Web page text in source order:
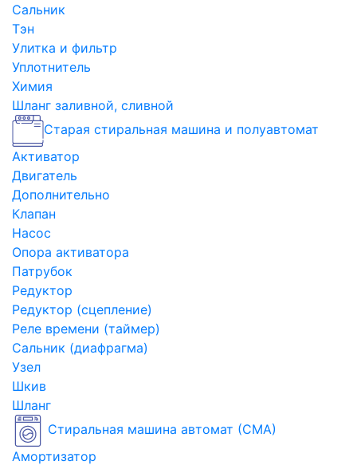
Сальник
Тэн
Улитка и фильтр
Уплотнитель
Химия
Шланг заливной, сливной
Старая стиральная машина и полуавтомат
Активатор
Двигатель
Дополнительно
Клапан
Насос
Опора активатора
Патрубок
Редуктор
Редуктор (сцепление)
Реле времени (таймер)
Сальник (диафрагма)
Узел
Шкив
Шланг
Стиральная машина автомат (СМА)
Амортизатор